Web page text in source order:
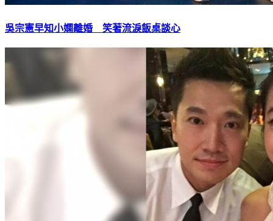
吳宗憲早知小嫻離婚 笑著流淚飯桌談心